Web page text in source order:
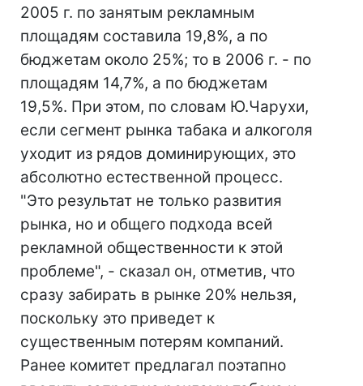
2005 г. по занятым рекламным
площадям составила 19,8%, а по
бюджетам около 25%; то в 2006 г. - по
площадям 14,7%, а по бюджетам
19,5%. При этом, по словам Ю.Чарухи,
если сегмент рынка табака и алкоголя
уходит из рядов доминирующих, это
абсолютно естественной процесс.
"Это результат не только развития
рынка, но и общего подхода всей
рекламной общественности к этой
проблеме", - сказал он, отметив, что
сразу забирать в рынке 20% нельзя,
поскольку это приведет к
существенным потерям компаний.
Ранее комитет предлагал поэтапно